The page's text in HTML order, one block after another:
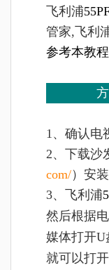
飞利浦
管家,飞利
参考本教程
1、确认电
2、下载沙
com/）安
3、 飞利浦
然后根据
媒体打开U
就可以打